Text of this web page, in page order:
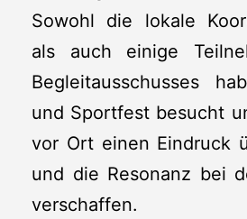
Sowohl die lokale
als auch einige
Begleitausschusses
und Sportfest besucht
vor Ort einen Eindruck
und die Resonanz bei
verschaffen.